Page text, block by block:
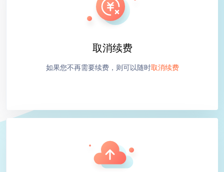
取消续费
如果您不再需要续费，则可以随时取消续费